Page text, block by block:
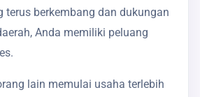
terus berkembang dan dukungan
Anda memiliki peluang
lain memulai usaha terlebih